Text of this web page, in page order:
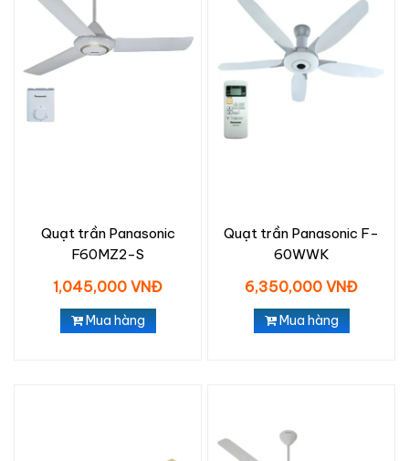
Quạt trần Panasonic
F60MZ2-S
1,045,000 VNĐ
Mua hàng
Quạt trần Panasonic F-
60WWK
6,350,000 VNĐ
Mua hàng